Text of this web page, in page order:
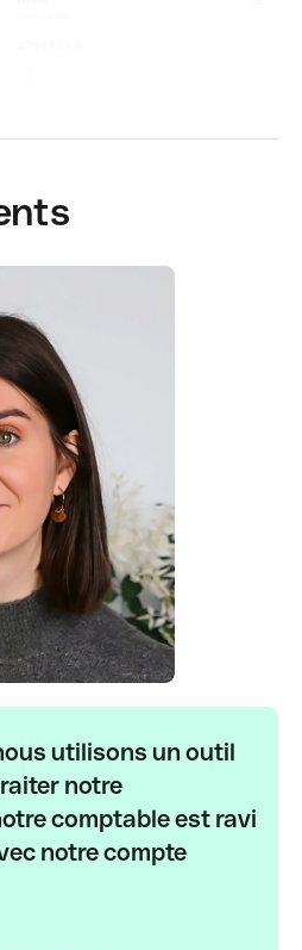
utilisons un outil
notre
comptable est ravi
notre compte